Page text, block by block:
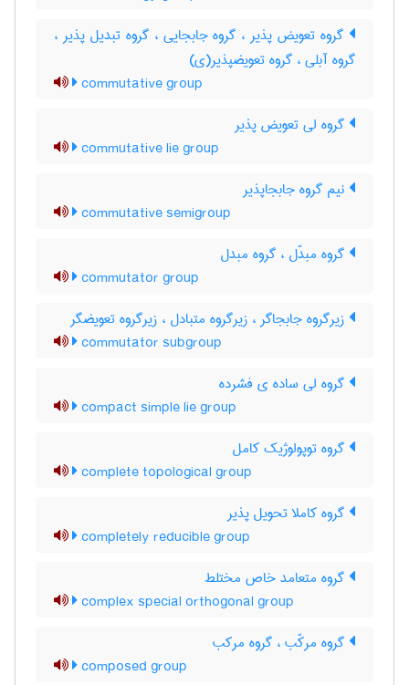
گروه تعویض پذیر ، گروه جابجایی ، گروه تبدیل پذیر ،
گروه آبلی ، گروه تعویضپذیر(ی)
commutative group
گروه لی تعویض پذیر
commutative lie group
نیم گروه جابجاپذیر
commutative semigroup
گروه مبدّل ، گروه مبدل
commutator group
زیرگروه جابجاگر ، زیرگروه متبادل ، زیرگروه تعویضگر
commutator subgroup
گروه لی ساده ی فشرده
compact simple lie group
گروه توپولوژیک کامل
complete topological group
گروه کاملا تحویل پذیر
completely reducible group
گروه متعامد خاص مختلط
complex special orthogonal group
گروه مرکّب ، گروه مرکب
composed group